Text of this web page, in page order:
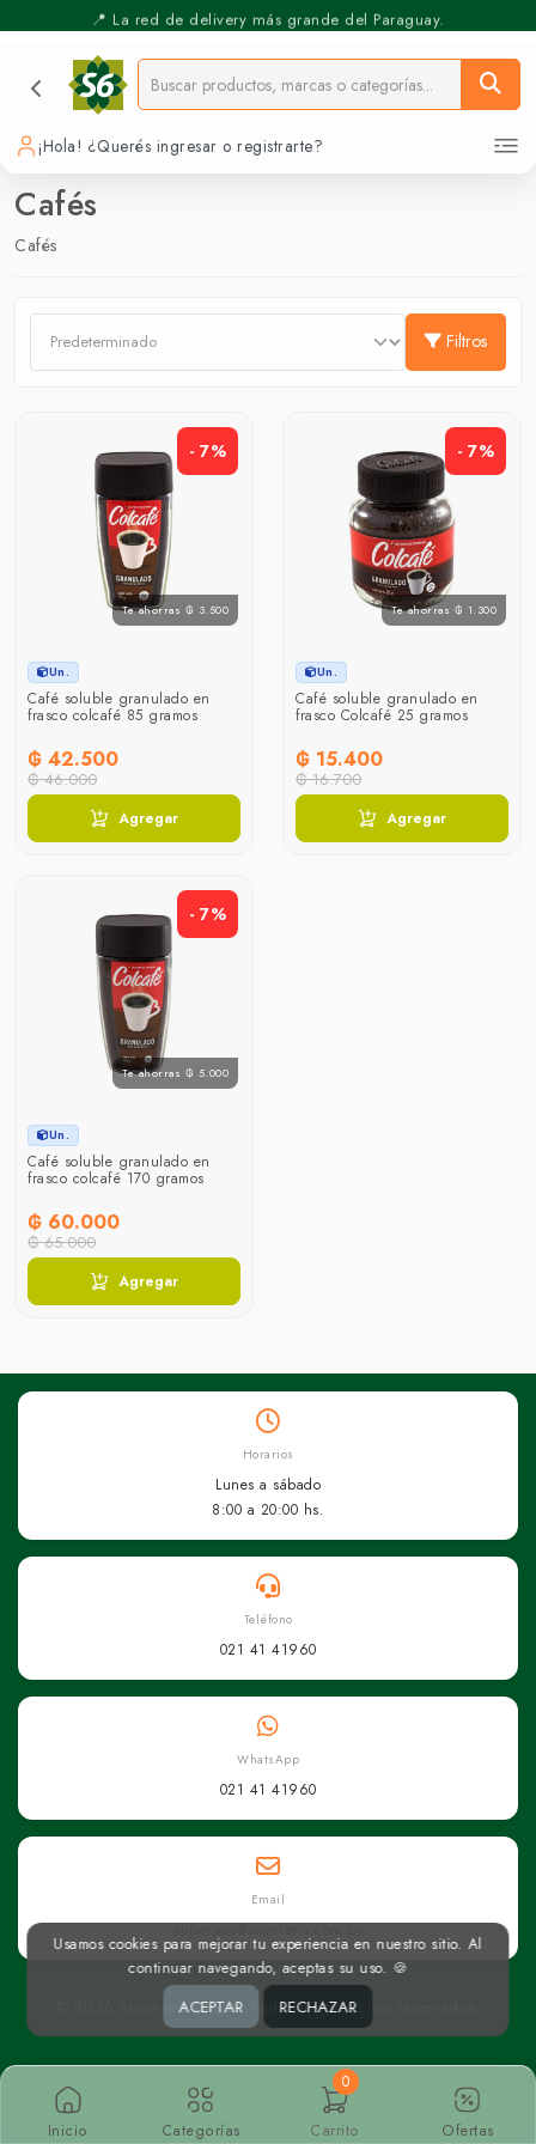
📍 La red de delivery más grande del Paraguay.
⚡️ Pickup Express - Retirás en 30 min.
¡Hola! ¿Querés ingresar o registrarte?
Cafés
Cafés
Filtros
Te ahorras ₲ 3.500
- 7%
Un.
Café soluble granulado en
frasco colcafé 85 gramos
₲ 42.500
₲ 46.000
Agregar
Te ahorras ₲ 1.300
- 7%
Un.
Café soluble granulado en
frasco Colcafé 25 gramos
₲ 15.400
₲ 16.700
Agregar
Te ahorras ₲ 5.000
- 7%
Un.
Café soluble granulado en
frasco colcafé 170 gramos
₲ 60.000
₲ 65.000
Agregar
Inicio Categorías
0
Carrito Ofertas
Horarios
Lunes a sábado
8:00 a 20:00 hs.
Teléfono
021 41 41960
WhatsApp
021 41 41960
Email
superseis@superseis.com.py
© 2026 Superseis Online. Todos los derechos reservados.
Usamos cookies para mejorar tu experiencia en nuestro sitio. Al
continuar navegando, aceptas su uso. 🍪
ACEPTAR RECHAZAR